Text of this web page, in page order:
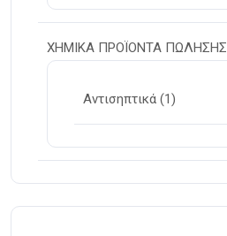
ΧΗΜΙΚΑ ΠΡΟΪΟΝΤΑ
Αντισηπτικά (1)